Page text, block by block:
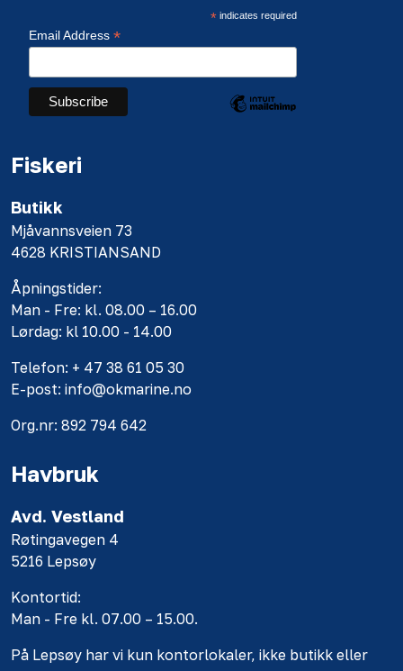
*indicates required
Email Address *
Fiskeri
Butikk
Mjåvannsveien 73
4628 KRISTIANSAND
Åpningstider:
Man - Fre: kl. 08.00 – 16.00
Lørdag: kl 10.00 - 14.00
Telefon: + 47 38 61 05 30
E-post: info@okmarine.no
Org.nr: 892 794 642
Havbruk
Avd. Vestland
Røtingavegen 4
5216 Lepsøy
Kontortid:
Man - Fre kl. 07.00 – 15.00.
På Lepsøy har vi kun kontorlokaler, ikke butikk eller